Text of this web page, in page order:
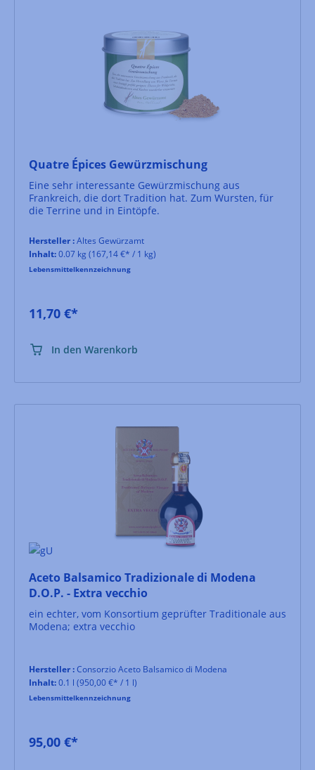
Quatre Épices Gewürzmischung
Eine sehr interessante Gewürzmischung aus
Frankreich, die dort Tradition hat. Zum Wursten, für
die Terrine und in Eintöpfe.
Hersteller :Altes Gewürzamt
Inhalt:0.07 kg (167,14 €* / 1 kg)
Lebensmittelkennzeichnung
11,70 €*
In den Warenkorb
Aceto Balsamico Tradizionale di Modena
D.O.P. - Extra vecchio
ein echter, vom Konsortium geprüfter Traditionale aus
Modena; extra vecchio
Hersteller :Consorzio Aceto Balsamico di Modena
Inhalt:0.1 l (950,00 €* / 1 l)
Lebensmittelkennzeichnung
95,00 €*